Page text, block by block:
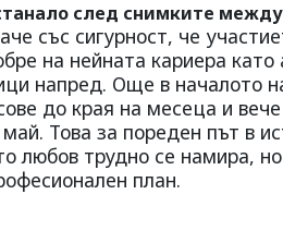
след снимките
със сигурност, че
на нейната кариера като
напред. Още в началото
до края на месеца и
Това за пореден път в
любов трудно се намира,
план.